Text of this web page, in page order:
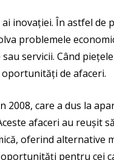
inovației. În astfel de
problemele
servicii. Când
de afaceri.
2008, care a dus la
afaceri au reușit
oferind alternative
pentru cei